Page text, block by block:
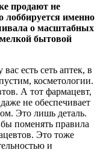
продают не
лоббируется именно
о масштабных
бытовой
есть сеть аптек, в
косметологии.
А тот фармацевт,
не обеспечивает
Это лишь деталь.
поменять правила
Это тоже
и